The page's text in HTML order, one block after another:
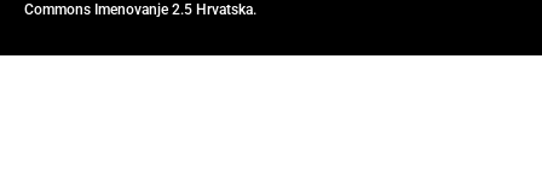
Commons Imenovanje 2.5 Hrvatska.